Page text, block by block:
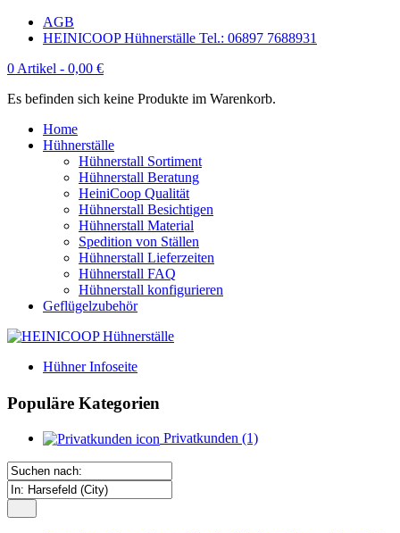
AGB
HEINICOOP Hühnerställe Tel.: 06897 7688931
0 Artikel - 0,00 €
Es befinden sich keine Produkte im Warenkorb.
Home
Hühnerställe
Hühnerstall Sortiment
Hühnerstall Beratung
HeiniCoop Qualität
Hühnerstall Besichtigen
Hühnerstall Material
Spedition von Ställen
Hühnerstall Lieferzeiten
Hühnerstall FAQ
Hühnerstall konfigurieren
Geflügelzubehör
Hühner Infoseite
Populäre Kategorien
Privatkunden (1)